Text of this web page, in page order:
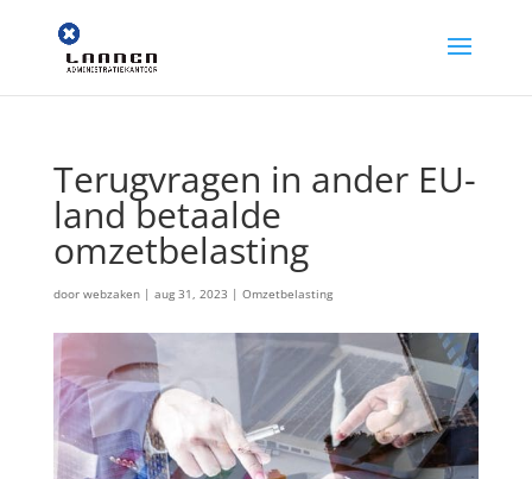
Terugvragen in ander EU-
land betaalde
omzetbelasting
door webzaken| aug 31, 2023 | Omzetbelasting